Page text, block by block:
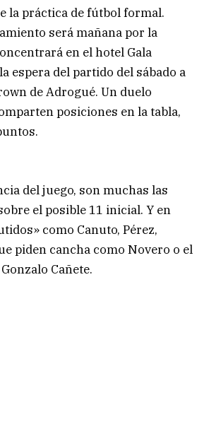
la práctica de fútbol formal.
será mañana por la
en el hotel Gala
espera del partido del sábado a
de Adrogué. Un duelo
posiciones en la tabla,
del juego, son muchas las
el posible 11 inicial. Y en
como Canuto, Pérez,
piden cancha como Novero o el
Cañete.